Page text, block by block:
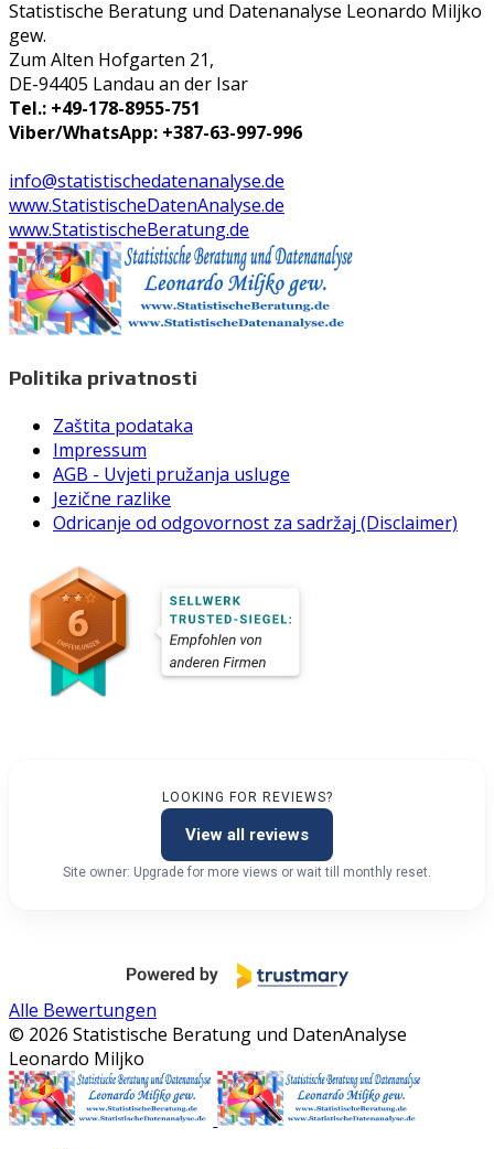
Statistische Beratung und Datenanalyse Leonardo Miljko
gew.
Zum Alten Hofgarten 21,
DE-94405 Landau an der Isar
Tel.: +49-178-8955-751
Viber/WhatsApp: +387-63-997-996
info@statistischedatenanalyse.de
www.StatistischeDatenAnalyse.de
www.StatistischeBeratung.de
Politika privatnosti
Zaštita podataka
Impressum
AGB - Uvjeti pružanja usluge
Jezične razlike
Odricanje od odgovornost za sadržaj (Disclaimer)
LOOKING FOR REVIEWS?
View all reviews
Site owner: Upgrade for more views or wait till monthly reset.
Alle Bewertungen
© 2026 Statistische Beratung und DatenAnalyse
Leonardo Miljko